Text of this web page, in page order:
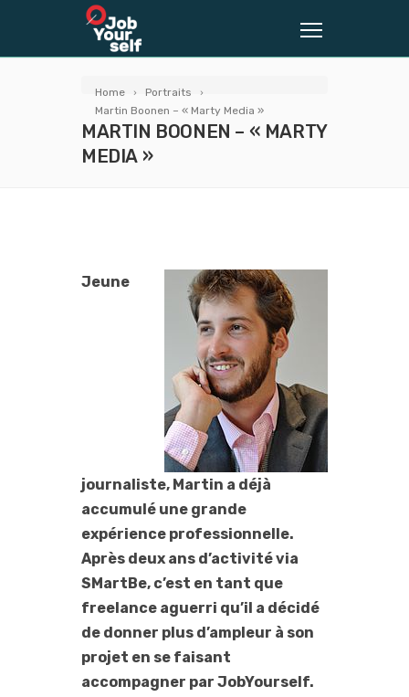
Home
Portraits
Martin Boonen – « Marty Media »
MARTIN BOONEN – « MARTY
MEDIA »
Jeune
journaliste, Martin a déjà
accumulé une grande
expérience professionnelle.
Après deux ans d’activité via
SMartBe, c’est en tant que
freelance aguerri qu’il a décidé
de donner plus d’ampleur à son
projet en se faisant
accompagner par JobYourself.